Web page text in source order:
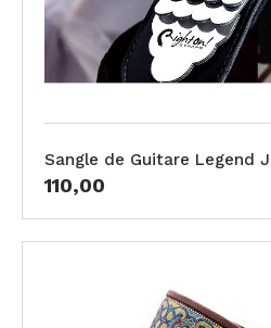
Sangle de Guitare Legend
110,00